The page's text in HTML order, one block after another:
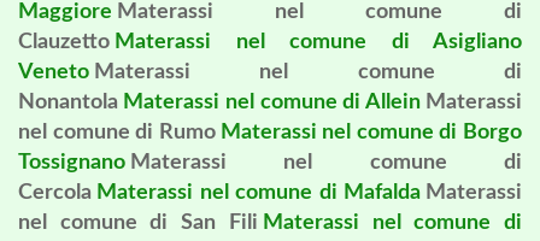
Maggiore Materassi nel comune di
Clauzetto Materassi nel comune di Asigliano
Veneto Materassi nel comune di
Nonantola Materassi nel comune di Allein Materassi
nel comune di Rumo Materassi nel comune di Borgo
Tossignano Materassi nel comune di
Cercola Materassi nel comune di Mafalda Materassi
nel comune di San Fili Materassi nel comune di